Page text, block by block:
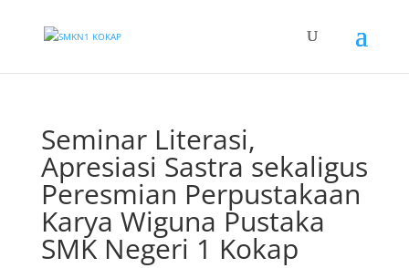
Seminar Literasi,
Apresiasi Sastra sekaligus
Peresmian Perpustakaan
Karya Wiguna Pustaka
SMK Negeri 1 Kokap